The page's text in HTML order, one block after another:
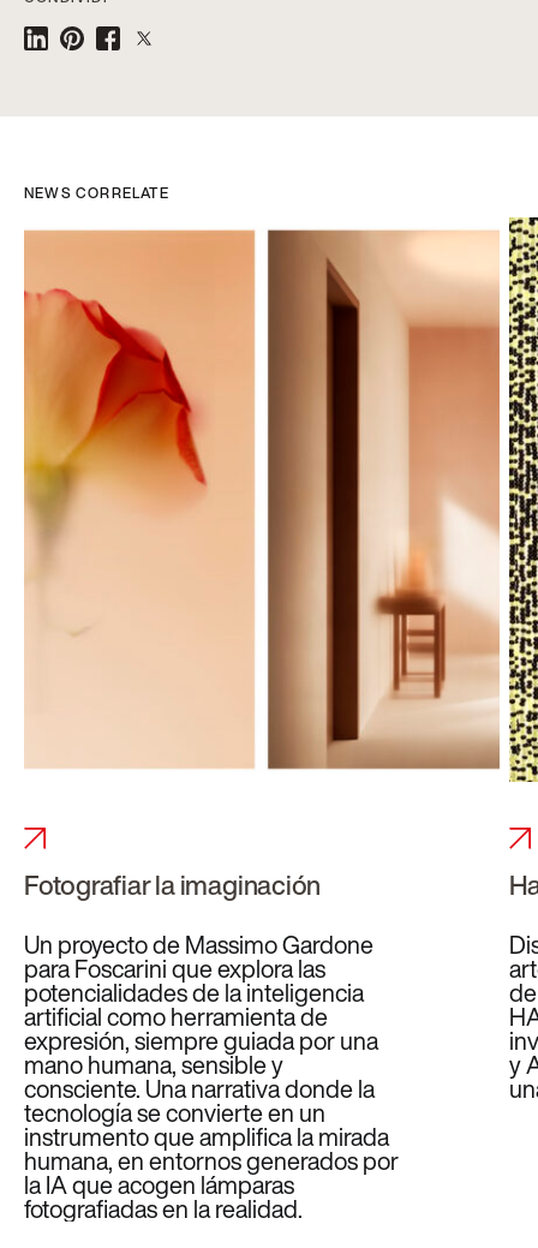
NEWS CORRELATE
Fotografiar la imaginación
Un proyecto de Massimo Gardone
para Foscarini que explora las
potencialidades de la inteligencia
artificial como herramienta de
expresión, siempre guiada por una
mano humana, sensible y
consciente. Una narrativa donde la
tecnología se convierte en un
instrumento que amplifica la mirada
humana, en entornos generados por
la IA que acogen lámparas
fotografiadas en la realidad.
y